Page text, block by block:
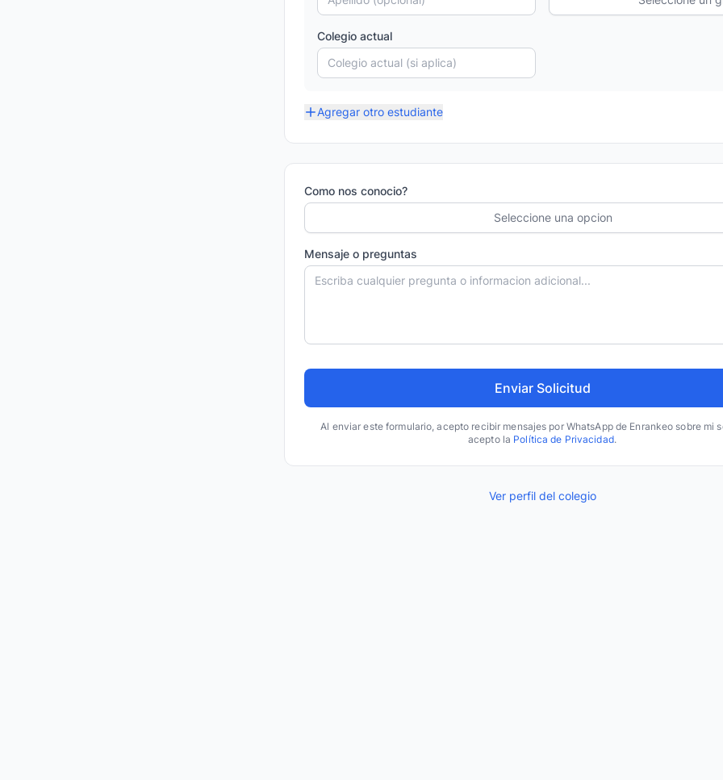
Colegio actual
Agregar otro estudiante
Como nos conocio?
Seleccione una opcion
Mensaje o preguntas
Al enviar este formulario, acepto recibir mensajes por WhatsApp de Enrankeo sobre mi
acepto la Política de Privacidad.
Ver perfil del colegio